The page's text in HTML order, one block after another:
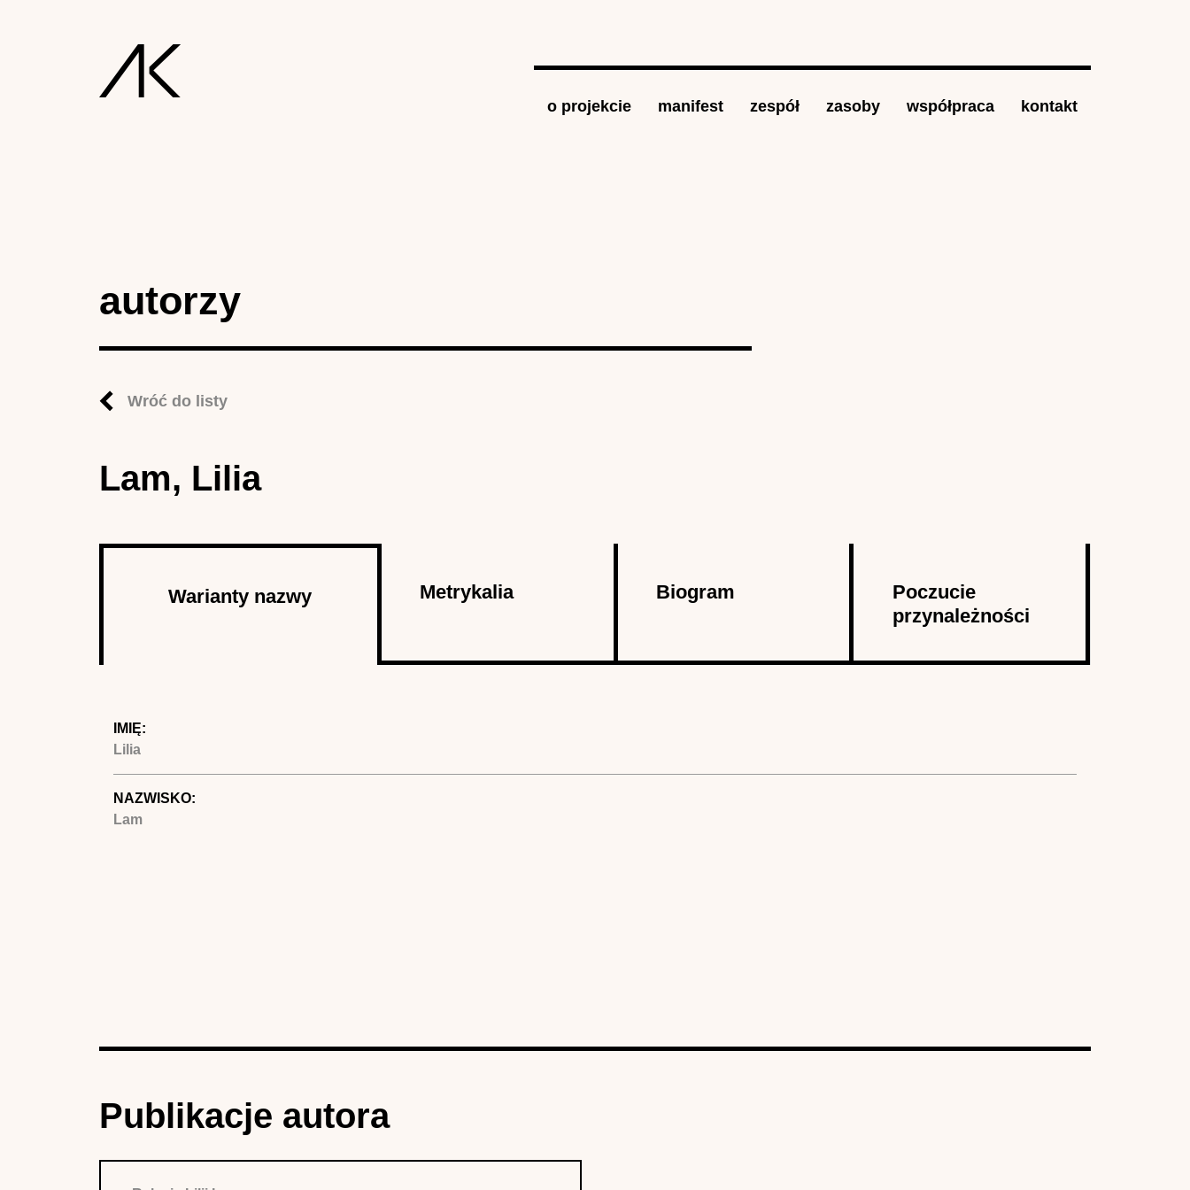
o projekcie manifest zespół zasoby współpraca kontakt
autorzy
Wróć do listy
Lam, Lilia
AutorWarianty nazwy Metrykalia Biogram
Poczucie
przynależności
IMIĘ:
Lilia
NAZWISKO:
Lam
Publikacje autora